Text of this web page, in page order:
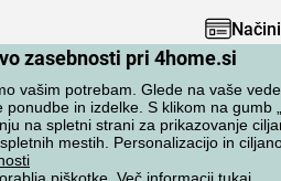
zasebnosti pri 4home.si
vašim potrebam. Glede na vaše
ponudbe in izdelke. S klikom na
na spletni strani za prikazovanje
mestih. Personalizacijo in
piškotke. Več informacij tukaj